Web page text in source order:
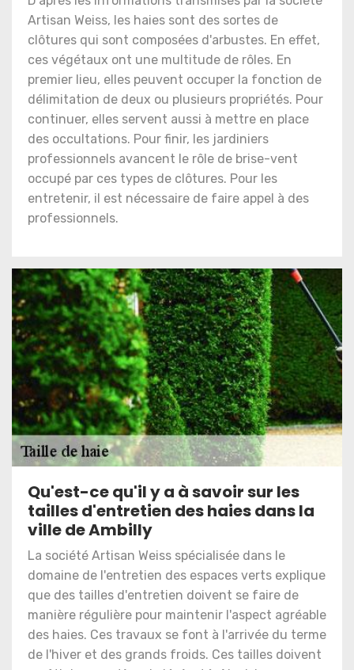
Artisan Weiss, les haies sont des sortes de
clôtures qui sont composées d'arbustes. En effet,
ces végétaux ont une multitude de rôles. En
premier lieu, elles peuvent occuper la fonction de
délimitation de deux ou plusieurs propriétés. Pour
continuer, elles servent aussi à mettre en place
des occultations. Pour finir, les jardiniers
professionnels avancent le rôle de brise-vent
occupé par ces types de clôtures. Pour les
entretenir, il est nécessaire de faire appel à des
professionnels.
Qu'est-ce qu'il y a à savoir sur les
tailles d'entretien des haies dans la
ville de Ambilly
La société Artisan Weiss spécialisée dans le
domaine de l'entretien des espaces verts explique
que des tailles d'entretien doivent se faire de
manière régulière pour maintenir l'aspect agréable
des haies. Ces travaux se font à l'arrivée du terme
de l'hiver et des grands froids. Ces tailles doivent